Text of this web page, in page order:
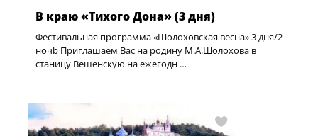
В краю «Тихого Дона» (3 дня)
Фестивальная программа «Шолоховская весна» 3 дня/2
ночb Приглашаем Вас на родину М.А.Шолохова в
станицу Вешенскую на ежегодн …